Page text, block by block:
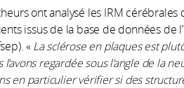
ont analysé les IRM cérébrales
issus de la base de données de
« La sclérose en plaques est
regardée sous l’angle de la
en particulier vérifier si des